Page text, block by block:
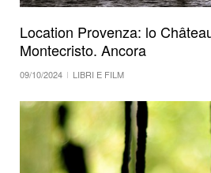
Location Provenza: lo
Montecristo. Ancora
09/10/2024 LIBRI E FILM